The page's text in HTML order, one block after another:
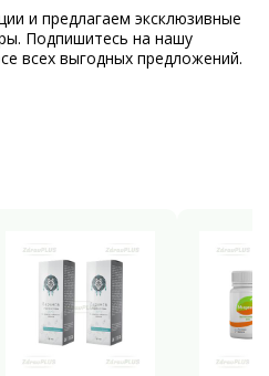
и предлагаем эксклюзивные
Подпишитесь на нашу
всех выгодных предложений.